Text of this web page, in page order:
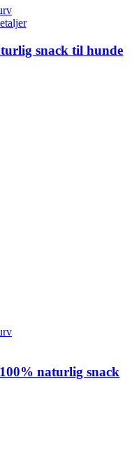
snack til hunde
naturlig snack